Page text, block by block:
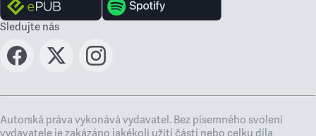
Sledujte nás
Autorská práva vykonává vydavatel. Bez písemného svolení
vydavatele je zakázáno jakékoli užití částí nebo celku díla,